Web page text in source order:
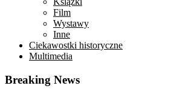
Film
Wystawy
Inne
Ciekawostki historyczne
Multimedia
Breaking News